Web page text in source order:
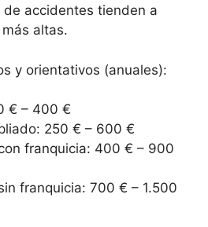
de accidentes tienden a
altas.
y orientativos (anuales):
€ – 400 €
250 € – 600 €
franquicia: 400 € – 900
franquicia: 700 € – 1.500